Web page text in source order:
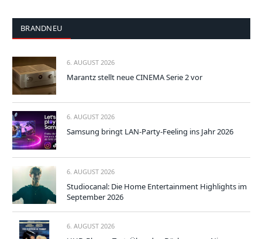
BRANDNEU
6. AUGUST 2026
Marantz stellt neue CINEMA Serie 2 vor
6. AUGUST 2026
Samsung bringt LAN-Party-Feeling ins Jahr 2026
6. AUGUST 2026
Studiocanal: Die Home Entertainment Highlights im
September 2026
6. AUGUST 2026